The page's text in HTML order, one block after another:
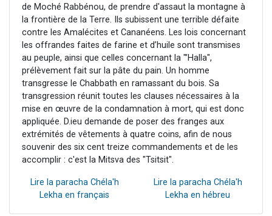
de Moché Rabbénou, de prendre d'assaut la montagne à
la frontière de la Terre. Ils subissent une terrible défaite
contre les Amalécites et Cananéens. Les lois concernant
les offrandes faites de farine et d’huile sont transmises
au peuple, ainsi que celles concernant la "’Halla",
prélèvement fait sur la pâte du pain. Un homme
transgresse le Chabbath en ramassant du bois. Sa
transgression réunit toutes les clauses nécessaires à la
mise en œuvre de la condamnation à mort, qui est donc
appliquée. D.ieu demande de poser des franges aux
extrémités de vêtements à quatre coins, afin de nous
souvenir des six cent treize commandements et de les
accomplir : c'est la Mitsva des "Tsitsit".
Lire la paracha Chéla'h
Lekha en français
Lire la paracha Chéla'h
Lekha en hébreu